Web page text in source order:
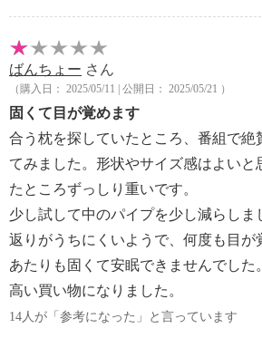
ばんちょー さん
（購入日： 2025/05/11 | 公開日： 2025/05/21 ）
固くて目が覚めます
合う枕を探していたところ、番組で絶
てみました。形状やサイズ感はよいと
たところずっしり重いです。
少し試して中のパイプを少し減らしま
返りがうちにくいようで、何度も目が
あたりも固くて安眠できませんでした。
高い買い物になりました。
14人が「参考になった」と言っています